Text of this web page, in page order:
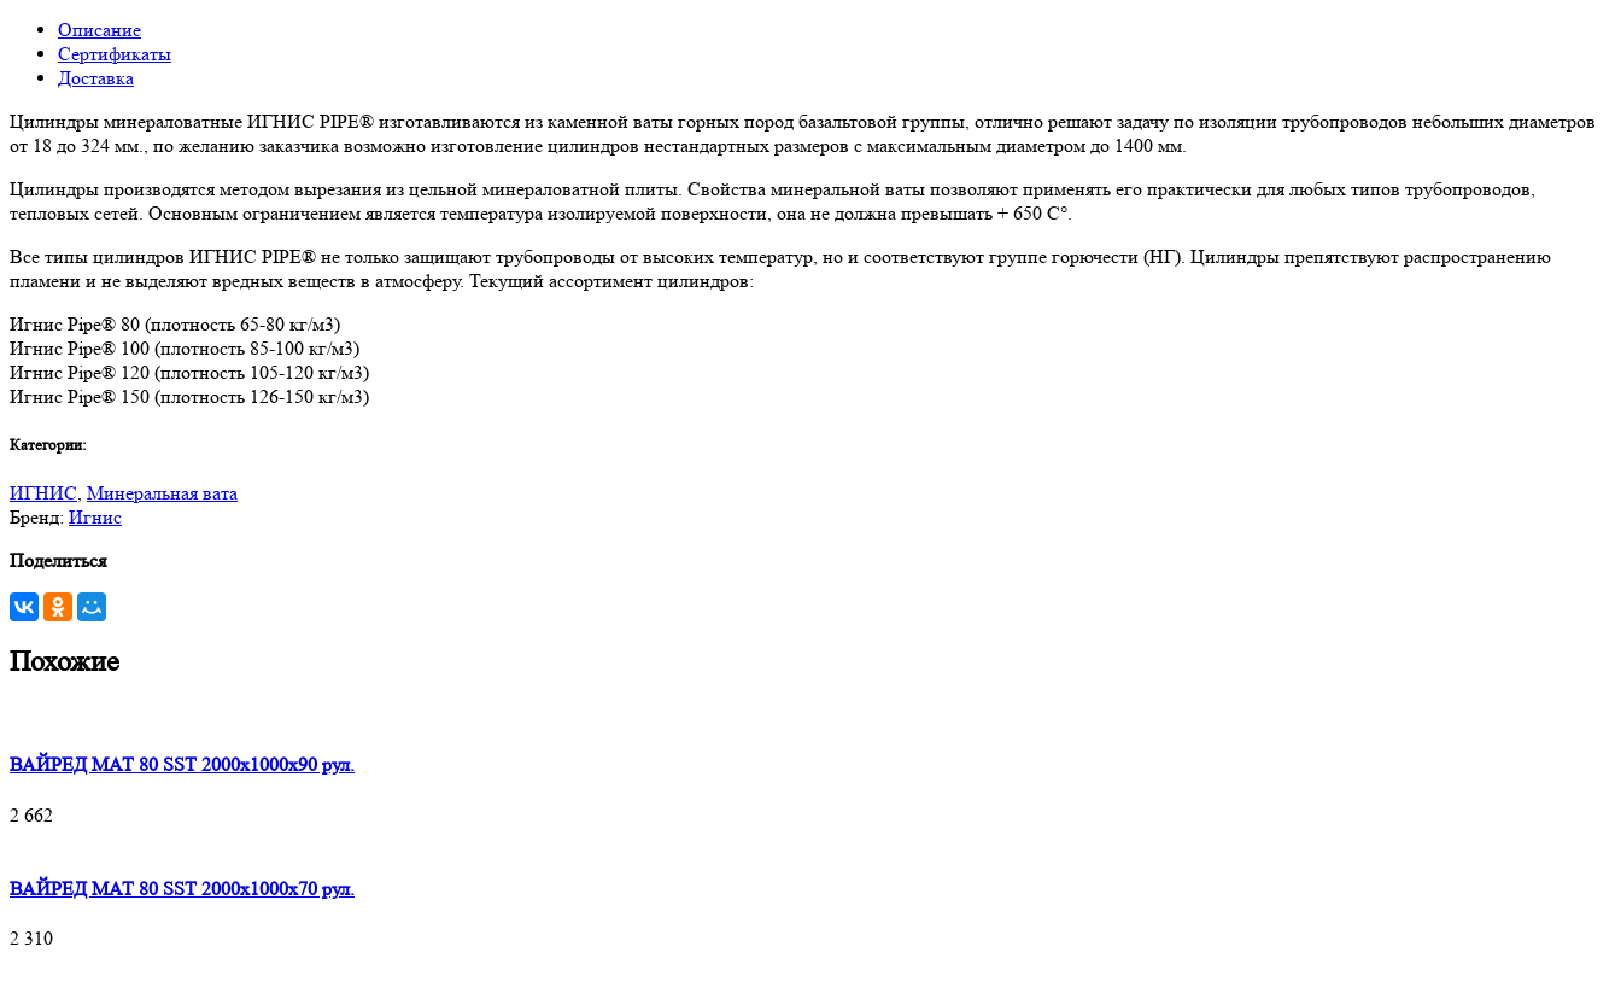
Описание
Сертификаты
Доставка
Цилиндры минераловатные ИГНИС PIPE® изготавливаются из каменной ваты горных пород базальтовой группы, отлично решают задачу по изоляции трубопроводов небольших диаметров
от 18 до 324 мм., по желанию заказчика возможно изготовление цилиндров нестандартных размеров с максимальным диаметром до 1400 мм.
Цилиндры производятся методом вырезания из цельной минераловатной плиты. Свойства минеральной ваты позволяют применять его практически для любых типов трубопроводов,
тепловых сетей. Основным ограничением является температура изолируемой поверхности, она не должна превышать + 650 C°.
Все типы цилиндров ИГНИС PIPE® не только защищают трубопроводы от высоких температур, но и соответствуют группе горючести (НГ). Цилиндры препятствуют распространению
пламени и не выделяют вредных веществ в атмосферу. Текущий ассортимент цилиндров:
Игнис Pipe® 80 (плотность 65-80 кг/м3)
Игнис Pipe® 100 (плотность 85-100 кг/м3)
Игнис Pipe® 120 (плотность 105-120 кг/м3)
Игнис Pipe® 150 (плотность 126-150 кг/м3)
Категории:
ИГНИС, Минеральная вата
Бренд: Игнис
Поделиться
Похожие
ВАЙРЕД МАТ 80 SST 2000x1000x90 рул.
2 662
ВАЙРЕД МАТ 80 SST 2000x1000x70 рул.
2 310